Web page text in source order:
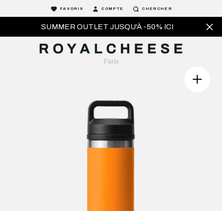
SUMMER OUTLET JUSQU'À -50% ICI
FAVORIS COMPTE CHERCHER